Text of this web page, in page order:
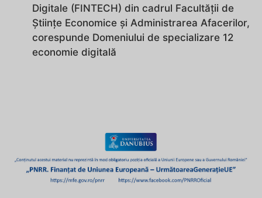
Digitale (FINTECH) din cadrul Facultății de
Științe Economice și Administrarea Afacerilor,
corespunde Domeniului de specializare 12
economie digitală